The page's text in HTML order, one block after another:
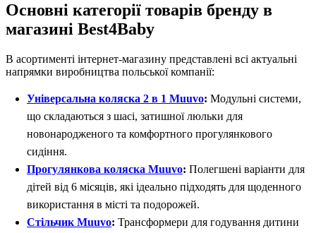
Основні категорії товарів бренду в
магазині Best4Baby
В асортименті інтернет-магазину представлені всі актуальні
напрямки виробництва польської компанії:
Універсальна коляска 2 в 1 Muuvo: Модульні системи,
що складаються з шасі, затишної люльки для
новонародженого та комфортного прогулянкового
сидіння.
Прогулянкова коляска Muuvo: Полегшені варіанти для
дітей від 6 місяців, які ідеально підходять для щоденного
використання в місті та подорожей.
Стільчик Muuvo: Трансформери для годування дитини